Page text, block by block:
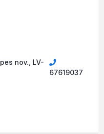
nov., LV-
67619037